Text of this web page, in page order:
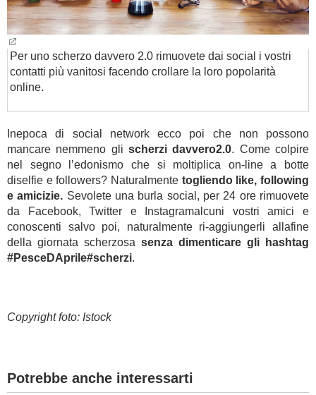
Per uno scherzo davvero 2.0 rimuovete dai social i vostri
contatti più vanitosi facendo crollare la loro popolarità
online.
Inepoca di social network ecco poi che non possono
mancare nemmeno gli scherzi davvero2.0. Come colpire
nel segno l’edonismo che si moltiplica on-line a botte
diselfie e followers? Naturalmente togliendo like, following
e amicizie. Sevolete una burla social, per 24 ore rimuovete
da Facebook, Twitter e Instagramalcuni vostri amici e
conoscenti salvo poi, naturalmente ri-aggiungerli allafine
della giornata scherzosa senza dimenticare gli hashtag
#PesceDAprile#scherzi.
Copyright foto: Istock
Potrebbe anche interessarti